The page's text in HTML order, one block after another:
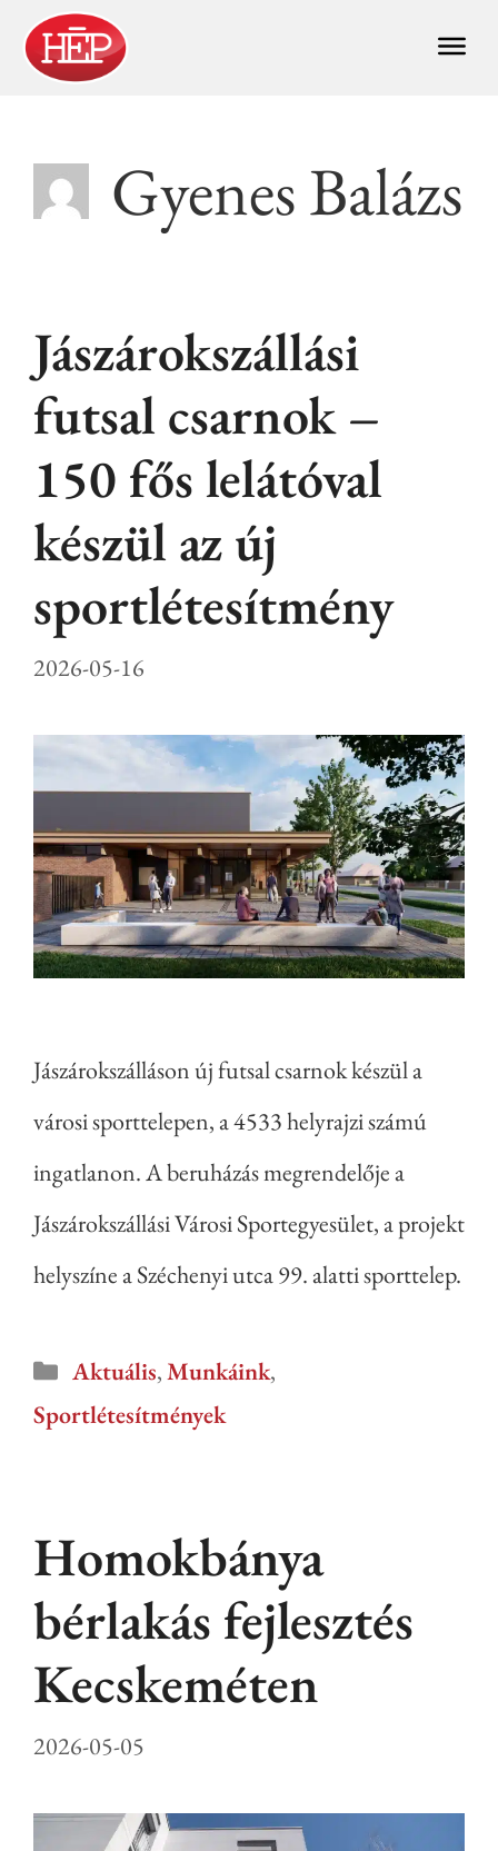
Gyenes Balázs
Jászárokszállási
futsal csarnok –
150 fős lelátóval
készül az új
sportlétesítmény
2026-05-16
Jászárokszálláson új futsal csarnok készül a
városi sporttelepen, a 4533 helyrajzi számú
ingatlanon. A beruházás megrendelője a
Jászárokszállási Városi Sportegyesület, a projekt
helyszíne a Széchenyi utca 99. alatti sporttelep.
Aktuális,Munkáink,
Sportlétesítmények
Homokbánya
bérlakás fejlesztés
Kecskeméten
2026-05-05